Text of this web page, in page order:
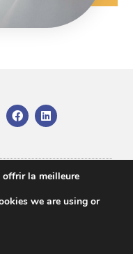
offrir la meilleure
we are using or